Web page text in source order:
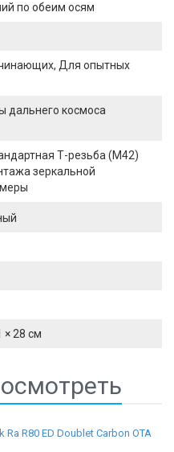
по обеим осям
Для опытных
дальнего космоса
Т-резьба (М42)
зеркальной
× 28 см